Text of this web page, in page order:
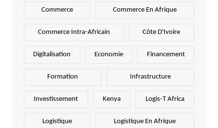
Commerce Commerce En Afrique
Commerce Intra-Africain Côte D'Ivoire
Digitalisation Economie Financement
Formation Infrastructure
Investissement Kenya Logis-T Africa
Logistique Logistique En Afrique